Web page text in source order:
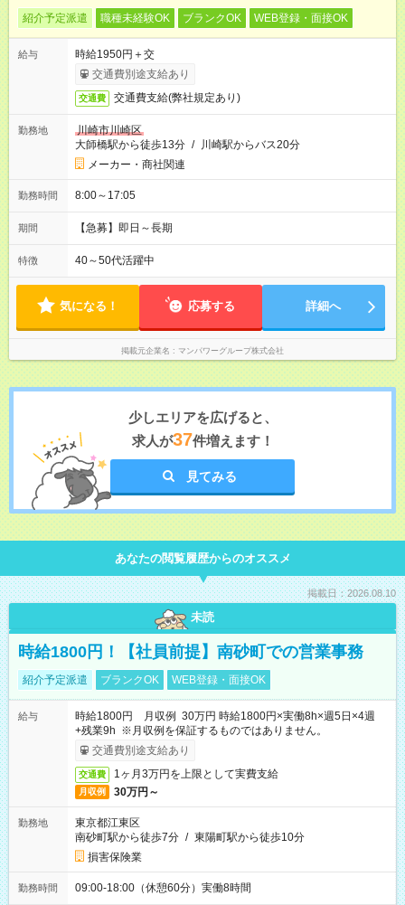
紹介予定派遣 職種未経験OK ブランクOK WEB登録・面接OK
給与
時給1950円＋交
交通費別途支給あり
交通費 交通費支給(弊社規定あり)
勤務地
川崎市川崎区
大師橋駅から徒歩13分 / 川崎駅からバス20分
メーカー・商社関連
勤務時間 8:00～17:05
期間 【急募】即日～長期
特徴 40～50代活躍中
気になる！ 応募する 詳細へ
掲載元企業名 マンパワーグループ株式会社
少しエリアを広げると、
求人が37件増えます！
見てみる
あなたの閲覧履歴からのオススメ
掲載日：2026.08.10
未読
時給1800円！【社員前提】南砂町での営業事務
紹介予定派遣 ブランクOK WEB登録・面接OK
給与
時給1800円 月収例 30万円 時給1800円×実働8h×週5日×4週
+残業9h ※月収例を保証するものではありません。
交通費別途支給あり
交通費 1ヶ月3万円を上限として実費支給
月収例 30万円～
勤務地
東京都江東区
南砂町駅から徒歩7分 / 東陽町駅から徒歩10分
損害保険業
勤務時間 09:00-18:00（休憩60分）実働8時間